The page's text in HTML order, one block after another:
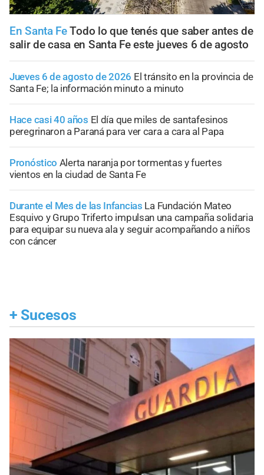
En Santa Fe Todo lo que tenés que saber antes de
salir de casa en Santa Fe este jueves 6 de agosto
Jueves 6 de agosto de 2026 El tránsito en la provincia de
Santa Fe; la información minuto a minuto
Hace casi 40 años El día que miles de santafesinos
peregrinaron a Paraná para ver cara a cara al Papa
Pronóstico Alerta naranja por tormentas y fuertes
vientos en la ciudad de Santa Fe
Durante el Mes de las Infancias La Fundación Mateo
Esquivo y Grupo Triferto impulsan una campaña solidaria
para equipar su nueva ala y seguir acompañando a niños
con cáncer
+ Sucesos